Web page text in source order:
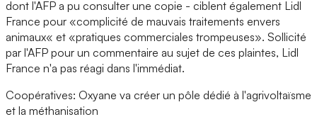
dont l'AFP a pu consulter une copie - ciblent également Lidl
France pour «complicité de mauvais traitements envers
animaux« et «pratiques commerciales trompeuses». Sollicité
par l'AFP pour un commentaire au sujet de ces plaintes, Lidl
France n'a pas réagi dans l'immédiat.
Coopératives: Oxyane va créer un pôle dédié à l'agrivoltaïsme
et la méthanisation